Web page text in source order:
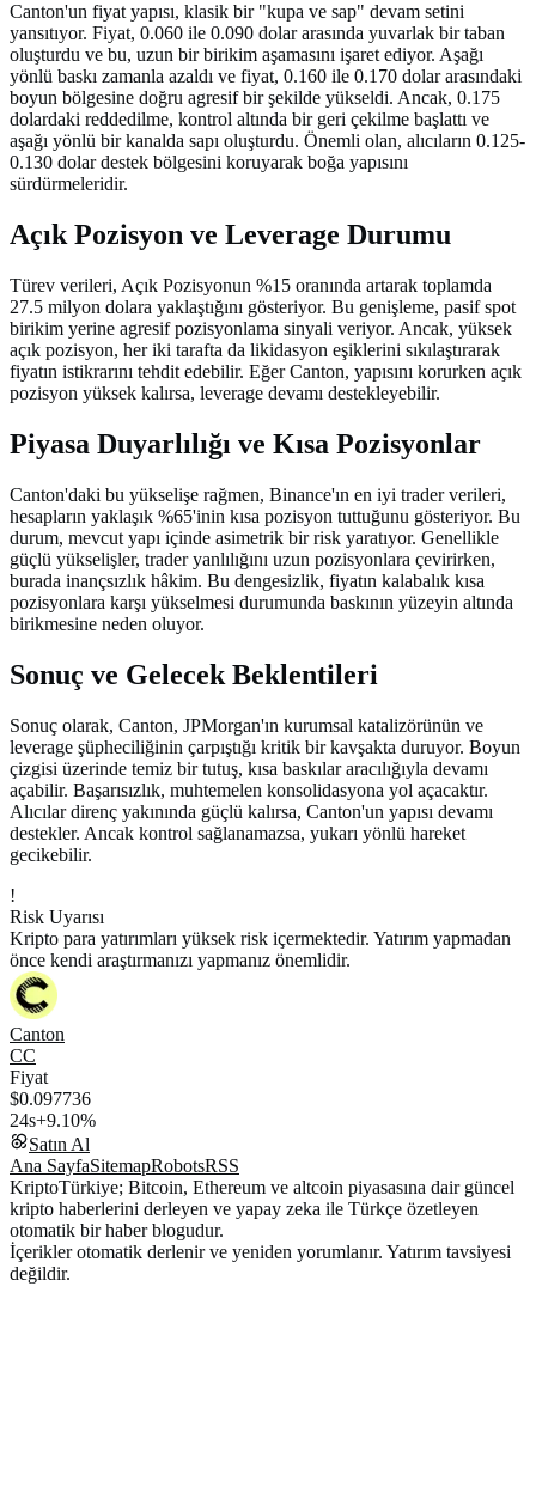
Canton'un fiyat yapısı, klasik bir "kupa ve sap" devam setini
yansıtıyor. Fiyat, 0.060 ile 0.090 dolar arasında yuvarlak bir taban
oluşturdu ve bu, uzun bir birikim aşamasını işaret ediyor. Aşağı
yönlü baskı zamanla azaldı ve fiyat, 0.160 ile 0.170 dolar arasındaki
boyun bölgesine doğru agresif bir şekilde yükseldi. Ancak, 0.175
dolardaki reddedilme, kontrol altında bir geri çekilme başlattı ve
aşağı yönlü bir kanalda sapı oluşturdu. Önemli olan, alıcıların 0.125-
0.130 dolar destek bölgesini koruyarak boğa yapısını
sürdürmeleridir.
Açık Pozisyon ve Leverage Durumu
Türev verileri, Açık Pozisyonun %15 oranında artarak toplamda
27.5 milyon dolara yaklaştığını gösteriyor. Bu genişleme, pasif spot
birikim yerine agresif pozisyonlama sinyali veriyor. Ancak, yüksek
açık pozisyon, her iki tarafta da likidasyon eşiklerini sıkılaştırarak
fiyatın istikrarını tehdit edebilir. Eğer Canton, yapısını korurken açık
pozisyon yüksek kalırsa, leverage devamı destekleyebilir.
Piyasa Duyarlılığı ve Kısa Pozisyonlar
Canton'daki bu yükselişe rağmen, Binance'ın en iyi trader verileri,
hesapların yaklaşık %65'inin kısa pozisyon tuttuğunu gösteriyor. Bu
durum, mevcut yapı içinde asimetrik bir risk yaratıyor. Genellikle
güçlü yükselişler, trader yanlılığını uzun pozisyonlara çevirirken,
burada inançsızlık hâkim. Bu dengesizlik, fiyatın kalabalık kısa
pozisyonlara karşı yükselmesi durumunda baskının yüzeyin altında
birikmesine neden oluyor.
Sonuç ve Gelecek Beklentileri
Sonuç olarak, Canton, JPMorgan'ın kurumsal katalizörünün ve
leverage şüpheciliğinin çarpıştığı kritik bir kavşakta duruyor. Boyun
çizgisi üzerinde temiz bir tutuş, kısa baskılar aracılığıyla devamı
açabilir. Başarısızlık, muhtemelen konsolidasyona yol açacaktır.
Alıcılar direnç yakınında güçlü kalırsa, Canton'un yapısı devamı
destekler. Ancak kontrol sağlanamazsa, yukarı yönlü hareket
gecikebilir.
!
Risk Uyarısı
Kripto para yatırımları yüksek risk içermektedir. Yatırım yapmadan
önce kendi araştırmanızı yapmanız önemlidir.
Canton
CC
Fiyat
$0.097736
24s+9.10%
Satın Al
Ana SayfaSitemapRobotsRSS
KriptoTürkiye; Bitcoin, Ethereum ve altcoin piyasasına dair güncel
kripto haberlerini derleyen ve yapay zeka ile Türkçe özetleyen
otomatik bir haber blogudur.
İçerikler otomatik derlenir ve yeniden yorumlanır. Yatırım tavsiyesi
değildir.